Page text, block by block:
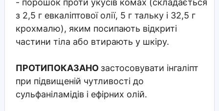
- порошок проти укусів комах (складається
з 2,5 г евкаліптової олії, 5 г тальку і 32,5 г
крохмалю), яким посипають відкриті
частини тіла або втирають у шкіру.
ПРОТИПОКАЗАНО застосовувати інгаліпт
при підвищеній чутливості до
сульфаніламідів і ефірних олій.